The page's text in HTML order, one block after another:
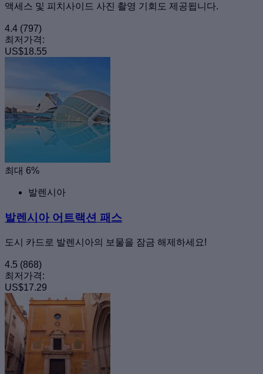
액세스 및 피치사이드 사진 촬영 기회도 제공됩니다.
4.4 (797)
최저가격:
US$18.55
최대 6%
발렌시아
발렌시아 어트랙션 패스
도시 카드로 발렌시아의 보물을 잠금 해제하세요!
4.5 (868)
최저가격:
US$17.29